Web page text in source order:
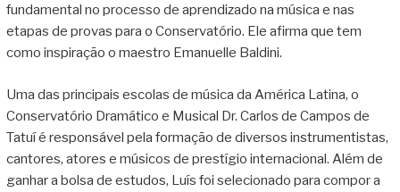
fundamental no processo de aprendizado na música e nas
etapas de provas para o Conservatório. Ele afirma que tem
como inspiração o maestro Emanuelle Baldini.
Uma das principais escolas de música da América Latina, o
Conservatório Dramático e Musical Dr. Carlos de Campos de
Tatuí é responsável pela formação de diversos instrumentistas,
cantores, atores e músicos de prestígio internacional. Além de
ganhar a bolsa de estudos, Luís foi selecionado para compor a